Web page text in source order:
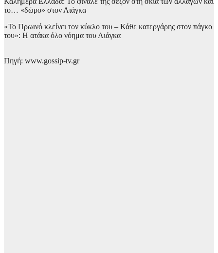
το… «δώρο» στον Λιάγκα
«Το Πρωινό κλείνει τον κύκλο του – Κάθε κατεργάρης στον πάγκο
του»: Η ατάκα όλο νόημα του Λιάγκα
Πηγή: www.gossip-tv.gr